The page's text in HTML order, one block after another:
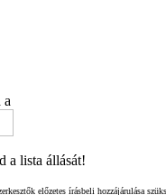
a
a lista állását!
előzetes írásbeli hozzájárulása